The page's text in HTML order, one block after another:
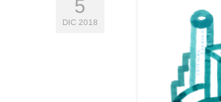
5
DIC 2018